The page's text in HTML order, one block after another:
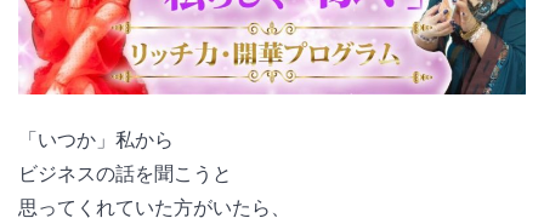
「いつか」私から
ビジネスの話を聞こうと
思ってくれていた方がいたら、